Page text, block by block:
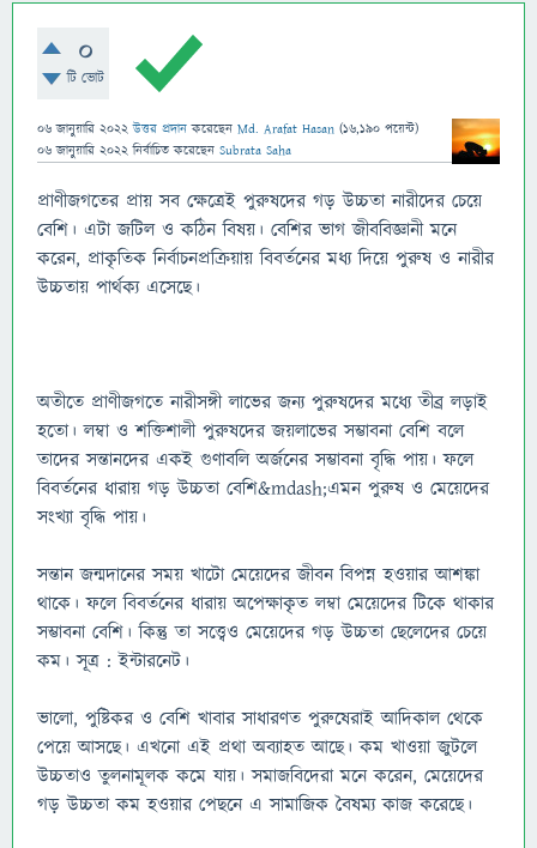
0
টি ভোট
06 জানুয়ারি 2022 উত্তর প্রদান করেছেন Md. Arafat Hasan (16,190 পয়েন্ট)
06 জানুয়ারি 2022 নির্বাচিত করেছেন Subrata Saha
প্রাণীজগতের প্রায় সব ক্ষেত্রেই পুরুষদের গড় উচ্চতা নারীদের চেয়ে
বেশি। এটা জটিল ও কঠিন বিষয়। বেশির ভাগ জীববিজ্ঞানী মনে
করেন, প্রাকৃতিক নির্বাচনপ্রক্রিয়ায় বিবর্তনের মধ্য দিয়ে পুরুষ ও নারীর
উচ্চতায় পার্থক্য এসেছে।
অতীতে প্রাণীজগতে নারীসঙ্গী লাভের জন্য পুরুষদের মধ্যে তীব্র লড়াই
হতো। লম্বা ও শক্তিশালী পুরুষদের জয়লাভের সম্ভাবনা বেশি বলে
তাদের সন্তানদের একই গুণাবলি অর্জনের সম্ভাবনা বৃদ্ধি পায়। ফলে
বিবর্তনের ধারায় গড় উচ্চতা বেশি&mdash;এমন পুরুষ ও মেয়েদের
সংখ্যা বৃদ্ধি পায়।
সন্তান জন্মদানের সময় খাটো মেয়েদের জীবন বিপন্ন হওয়ার আশঙ্কা
থাকে। ফলে বিবর্তনের ধারায় অপেক্ষাকৃত লম্বা মেয়েদের টিকে থাকার
সম্ভাবনা বেশি। কিন্তু তা সত্ত্বেও মেয়েদের গড় উচ্চতা ছেলেদের চেয়ে
কম। সূত্র : ইন্টারনেট।
ভালো, পুষ্টিকর ও বেশি খাবার সাধারণত পুরুষেরাই আদিকাল থেকে
পেয়ে আসছে। এখনো এই প্রথা অব্যাহত আছে। কম খাওয়া জুটলে
উচ্চতাও তুলনামূলক কমে যায়। সমাজবিদেরা মনে করেন, মেয়েদের
গড় উচ্চতা কম হওয়ার পেছনে এ সামাজিক বৈষম্য কাজ করেছে।